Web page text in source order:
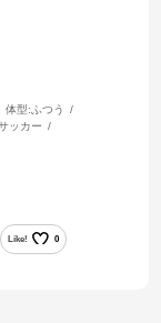
体型: ふつう
ッカー
Like! 0